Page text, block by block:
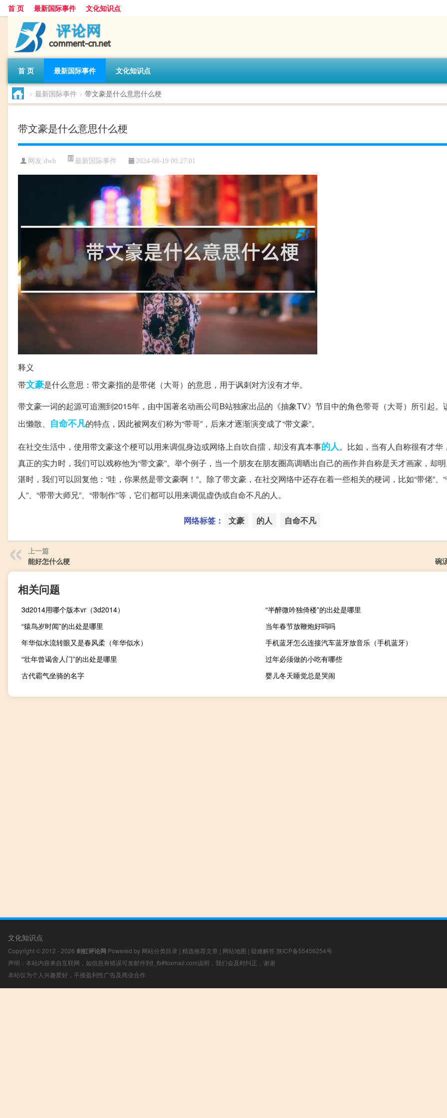
首 页 最新国际事件 文化知识点
首 页 最新国际事件 文化知识点
> 最新国际事件 > 带文豪是什么意思什么梗
带文豪是什么意思什么梗
网友:dwh 最新国际事件 2024-08-19 00:27:01
释义
带文豪是什么意思：带文豪指的是带佬（大哥）的意思，用于讽刺对方没有才华。
带文豪一词的起源可追溯到2015年，由中国著名动画公司B站独家出品的《抽象TV》节目中的角色带哥（大哥）所引起。
出懒散、 自命不凡的特点，因此被网友们称为“带哥”，后来才逐渐演变成了“带文豪”。
在社交生活中，使用带文豪这个梗可以用来调侃身边或网络上自吹自擂，却没有真本事的人。比如，当有人自称很有才华
真正的实力时，我们可以戏称他为“带文豪”。举个例子，当一个朋友在朋友圈高调晒出自己的画作并自称是天才画家，却
湛时，我们可以回复他：“哇，你果然是带文豪啊！”。除了带文豪，在社交网络中还存在着一些相关的梗词，比如“带佬”、
人”、“带带大师兄”、“带制作”等，它们都可以用来调侃虚伪或自命不凡的人。
网络标签： 文豪 的人 自命不凡
上一篇
能好怎什么梗
碗
相关问题
3d2014用哪个版本vr（3d2014）
“半醉微吟独倚楼”的出处是哪里
“猿鸟岁时闻”的出处是哪里
当年春节放鞭炮好吗吗
年华似水流转眼又是春风柔（年华似水）
手机蓝牙怎么连接汽车蓝牙放音乐（手机蓝牙）
“壮年曾谒舍人门”的出处是哪里
过年必须做的小吃有哪些
古代霸气坐骑的名字
婴儿冬天睡觉总是哭闹
文化知识点
Copyright © 2012 - 2026 剑虹评论网 Powered by 网站分类目录 | 精选推荐文章 | 网站地图 | 疑难解答 陕ICP备55456254号
声明：本站内容来自互联网，如信息有错误可发邮件到f_fb#foxmail.com说明，我们会及时纠正，谢谢
本站仅为个人兴趣爱好，不接盈利性广告及商业合作